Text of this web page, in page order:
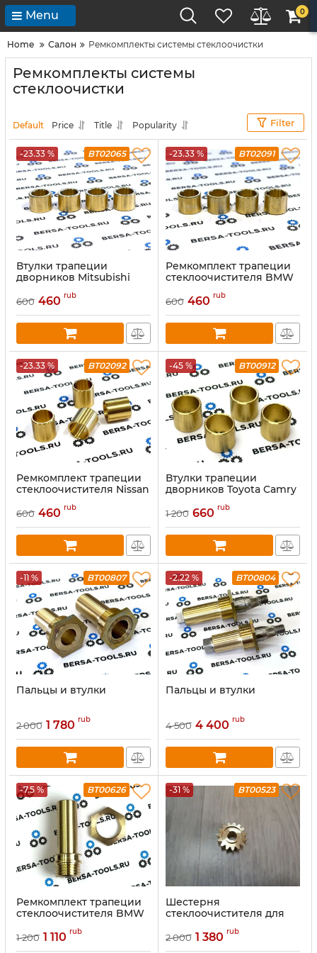
Menu 0
Home Салон Ремкомплекты системы стеклоочистки
Ремкомплекты системы
стеклоочистки
Default Price Title Popularity Filter
-23.33 % BT02065
Втулки трапеции
дворников Mitsubishi
2007-2017
600 460 rub
-23.33 % BT02091
Ремкомплект трапеции
стеклоочистителя BMW
600 460 rub
-23.33 % BT02092
Ремкомплект трапеции
стеклоочистителя Nissan
2011)
600 460 rub
-45 % BT00912
Втулки трапеции
дворников Toyota Camry
1 200 660 rub
-11 % BT00807
Пальцы и втулки
2 000 1 780 rub
-2.22 % BT00804
Пальцы и втулки
4 500 4 400 rub
-7.5 % BT00626
Ремкомплект трапеции
стеклоочистителя BMW
1 200 1 110 rub
-31 % BT00523
Шестерня
стеклоочистителя для
W210
2 000 1 380 rub